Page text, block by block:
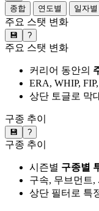
종합
연도별 일자별
주요 스탯 변화
💾 ?
주요 스탯 변화
커리어 동안의
ERA, WHIP,
상단 토글로 막
구종 추이
💾 ?
구종 추이
시즌별 구종별
구속, 무브먼트,
상단 필터로 특